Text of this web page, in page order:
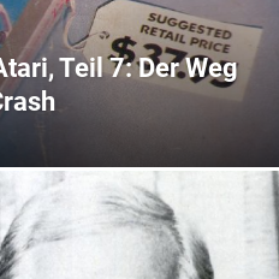
Teil 7: Der Weg